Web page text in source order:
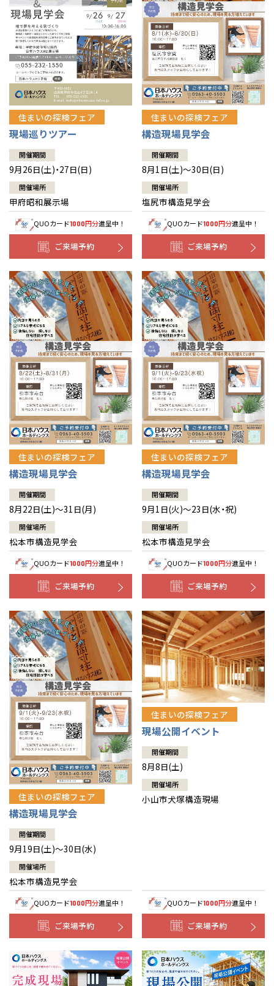
住まいの探検フェア
現場巡りツアー
開催期間
9月26日(土)・27日(日)
開催場所
甲府昭和展示場
QUOカード1000円分進呈中！
ご来場予約
住まいの探検フェア
構造現場見学会
開催期間
8月1日(土)～30日(日)
開催場所
塩尻市構造見学会
QUOカード1000円分進呈中！
ご来場予約
住まいの探検フェア
構造現場見学会
開催期間
8月22日(土)～31日(月)
開催場所
松本市構造見学会
QUOカード1000円分進呈中！
ご来場予約
住まいの探検フェア
構造現場見学会
開催期間
9月1日(火)～23日(水・祝)
開催場所
松本市構造見学会
QUOカード1000円分進呈中！
ご来場予約
住まいの探検フェア
構造現場見学会
開催期間
9月19日(土)～30日(水)
開催場所
松本市構造見学会
QUOカード1000円分進呈中！
ご来場予約
住まいの探検フェア
現場公開イベント
開催期間
8月8日(土)
開催場所
小山市犬塚構造現場
QUOカード1000円分進呈中！
ご来場予約